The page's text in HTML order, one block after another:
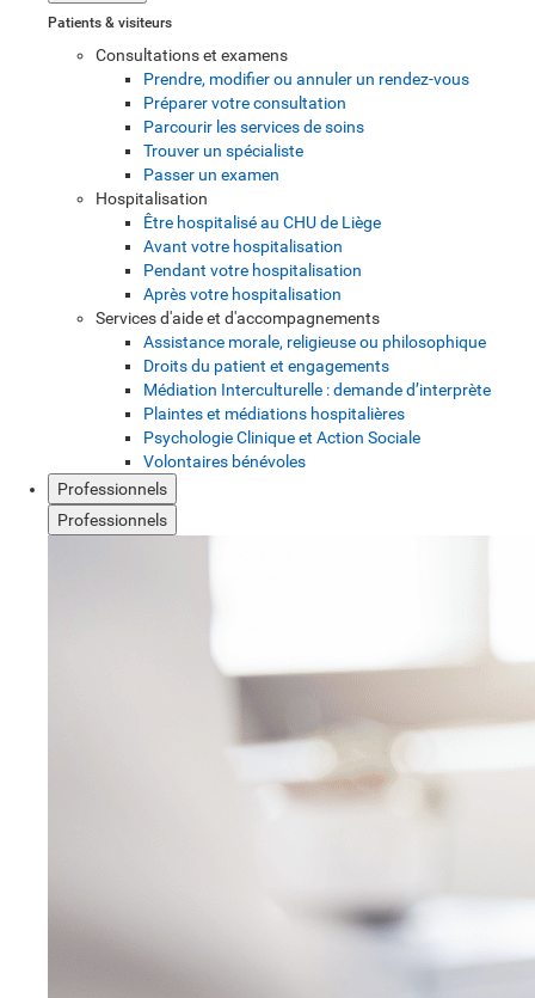
Patients & visiteurs
Consultations et examens
Prendre, modifier ou annuler un rendez-vous
Préparer votre consultation
Parcourir les services de soins
Trouver un spécialiste
Passer un examen
Hospitalisation
Être hospitalisé au CHU de Liège
Avant votre hospitalisation
Pendant votre hospitalisation
Après votre hospitalisation
Services d'aide et d'accompagnements
Assistance morale, religieuse ou philosophique
Droits du patient et engagements
Médiation Interculturelle : demande d’interprète
Plaintes et médiations hospitalières
Psychologie Clinique et Action Sociale
Volontaires bénévoles
Professionnels
Professionnels